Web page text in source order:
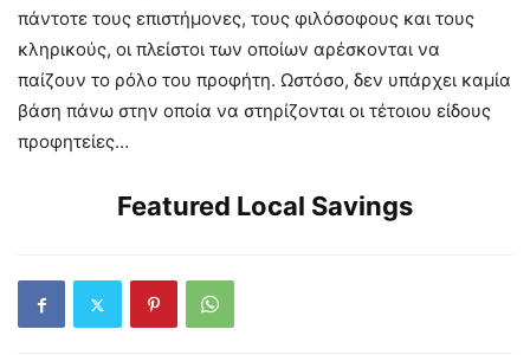
πάντοτε τους επιστήμονες, τους φιλόσοφους και τους
κληρικούς, οι πλείστοι των οποίων αρέσκονται να
παίζουν το ρόλο του προφήτη. Ωστόσο, δεν υπάρχει καμία
βάση πάνω στην οποία να στηρίζονται οι τέτοιου είδους
προφητείες…
Featured Local Savings